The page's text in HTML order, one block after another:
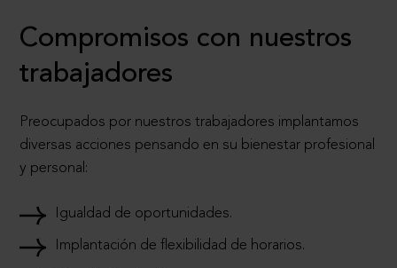
Compromisos con nuestros
trabajadores
Preocupados por nuestros trabajadores implantamos
diversas acciones pensando en su bienestar profesional
y personal:
Igualdad de oportunidades.
Implantación de flexibilidad de horarios.